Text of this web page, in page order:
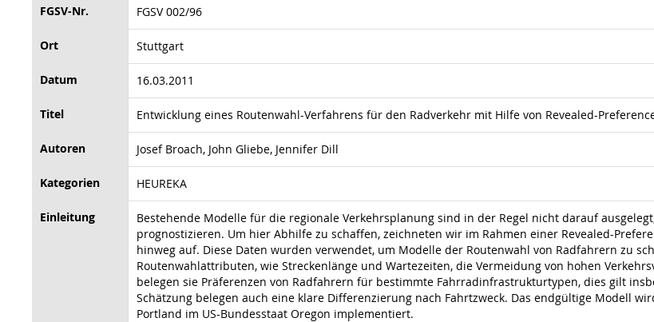
FGSV-Nr. FGSV 002/96
Ort Stuttgart
Datum 16.03.2011
Titel Entwicklung eines Routenwahl-Verfahrens für den Radverkehr mit Hilfe von Revealed-
Autoren Josef Broach, John Gliebe, Jennifer Dill
Kategorien HEUREKA
Einleitung
Bestehende Modelle für die regionale Verkehrsplanung sind in der Regel nicht darauf
prognostizieren. Um hier Abhilfe zu schaffen, zeichneten wir im Rahmen einer Revealed-
hinweg auf. Diese Daten wurden verwendet, um Modelle der Routenwahl von Radfahrern zu
Routenwahlattributen, wie Streckenlänge und Wartezeiten, die Vermeidung von hohen
belegen sie Präferenzen von Radfahrern für bestimmte Fahrradinfrastrukturtypen, dies gilt
Schätzung belegen auch eine klare Differenzierung nach Fahrtzweck. Das endgültige Modell
Portland im US-Bundesstaat Oregon implementiert.